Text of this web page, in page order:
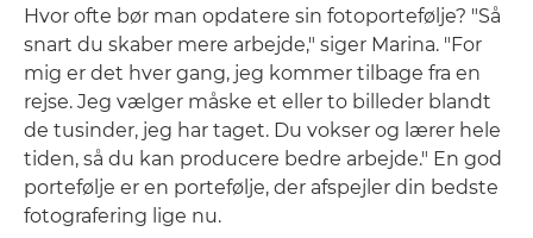
Hvor ofte bør man opdatere sin fotoportefølje? "Så
snart du skaber mere arbejde," siger Marina. "For
mig er det hver gang, jeg kommer tilbage fra en
rejse. Jeg vælger måske et eller to billeder blandt
de tusinder, jeg har taget. Du vokser og lærer hele
tiden, så du kan producere bedre arbejde." En god
portefølje er en portefølje, der afspejler din bedste
fotografering lige nu.